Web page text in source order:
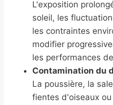
L'exposition
soleil, les
les contraintes
modifier
les performances
Contamination du
La poussière, la
fientes d'oiseaux